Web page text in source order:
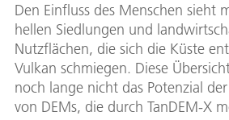
Den Einfluss des Menschen sieht
hellen Siedlungen und
Nutzflächen, die sich die Küste
Vulkan schmiegen. Diese
noch lange nicht das Potenzial
von DEMs, die durch TanDEM-X